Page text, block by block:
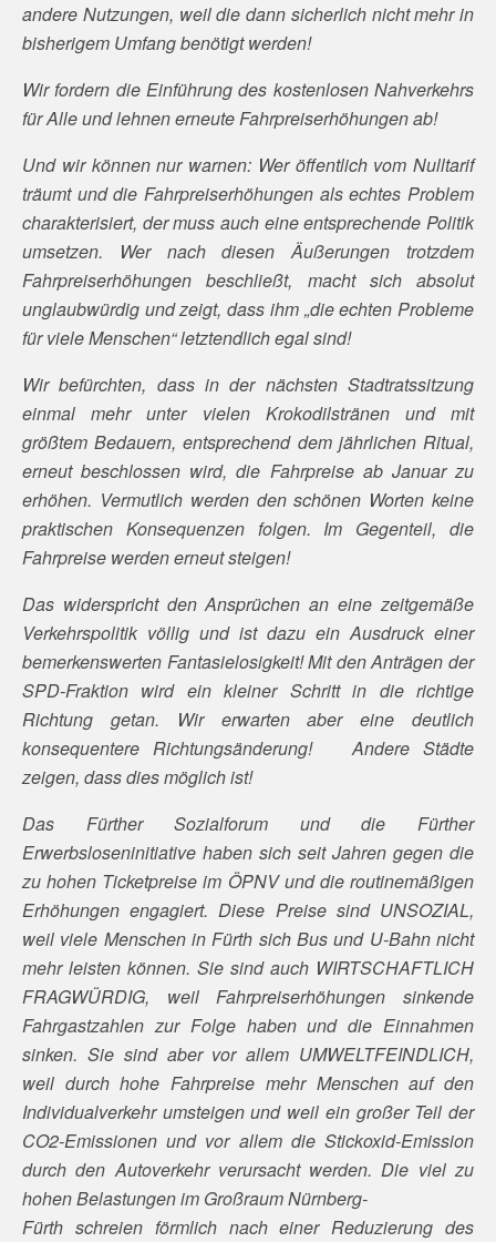
andere Nutzungen, weil die dann sicherlich nicht mehr in
bisherigem Umfang benötigt werden!
Wir fordern die Einführung des kostenlosen Nahverkehrs
für Alle und lehnen erneute Fahrpreiserhöhungen ab!
Und wir können nur warnen: Wer öffentlich vom Nulltarif
träumt und die Fahrpreiserhöhungen als echtes Problem
charakterisiert, der muss auch eine entsprechende Politik
umsetzen. Wer nach diesen Äußerungen trotzdem
Fahrpreiserhöhungen beschließt, macht sich absolut
unglaubwürdig und zeigt, dass ihm „die echten Probleme
für viele Menschen“ letztendlich egal sind!
Wir befürchten, dass in der nächsten Stadtratssitzung
einmal mehr unter vielen Krokodilstränen und mit
größtem Bedauern, entsprechend dem jährlichen Ritual,
erneut beschlossen wird, die Fahrpreise ab Januar zu
erhöhen. Vermutlich werden den schönen Worten keine
praktischen Konsequenzen folgen. Im Gegenteil, die
Fahrpreise werden erneut steigen!
Das widerspricht den Ansprüchen an eine zeitgemäße
Verkehrspolitik völlig und ist dazu ein Ausdruck einer
bemerkenswerten Fantasielosigkeit! Mit den Anträgen der
SPD-Fraktion wird ein kleiner Schritt in die richtige
Richtung getan. Wir erwarten aber eine deutlich
konsequentere Richtungsänderung! Andere Städte
zeigen, dass dies möglich ist!
Das Fürther Sozialforum und die Fürther
Erwerbsloseninitiative haben sich seit Jahren gegen die
zu hohen Ticketpreise im ÖPNV und die routinemäßigen
Erhöhungen engagiert. Diese Preise sind UNSOZIAL,
weil viele Menschen in Fürth sich Bus und U-Bahn nicht
mehr leisten können. Sie sind auch WIRTSCHAFTLICH
FRAGWÜRDIG, weil Fahrpreiserhöhungen sinkende
Fahrgastzahlen zur Folge haben und die Einnahmen
sinken. Sie sind aber vor allem UMWELTFEINDLICH,
weil durch hohe Fahrpreise mehr Menschen auf den
Individualverkehr umsteigen und weil ein großer Teil der
CO2-Emissionen und vor allem die Stickoxid-Emission
durch den Autoverkehr verursacht werden. Die viel zu
hohen Belastungen im Großraum Nürnberg-
Fürth schreien förmlich nach einer Reduzierung des